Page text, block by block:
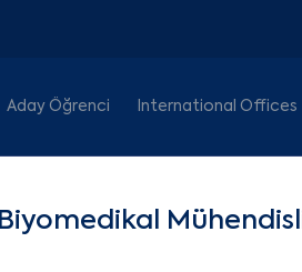
Aday Öğrenci International Offices
Biyomedikal